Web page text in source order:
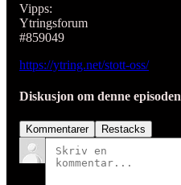
Vipps:
Ytringsforum
#859049
https://ytring.net/stott-oss/
Diskusjon om denne episoden
Kommentarer Restacks